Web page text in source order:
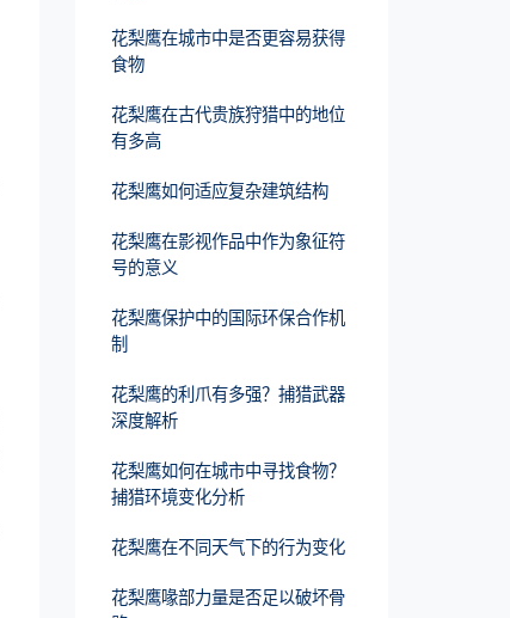
花梨鹰在城市中是否更容易获得
食物
花梨鹰在古代贵族狩猎中的地位
有多高
花梨鹰如何适应复杂建筑结构
花梨鹰在影视作品中作为象征符
号的意义
花梨鹰保护中的国际环保合作机
制
花梨鹰的利爪有多强？捕猎武器
深度解析
花梨鹰如何在城市中寻找食物？
捕猎环境变化分析
花梨鹰在不同天气下的行为变化
花梨鹰喙部力量是否足以破坏骨